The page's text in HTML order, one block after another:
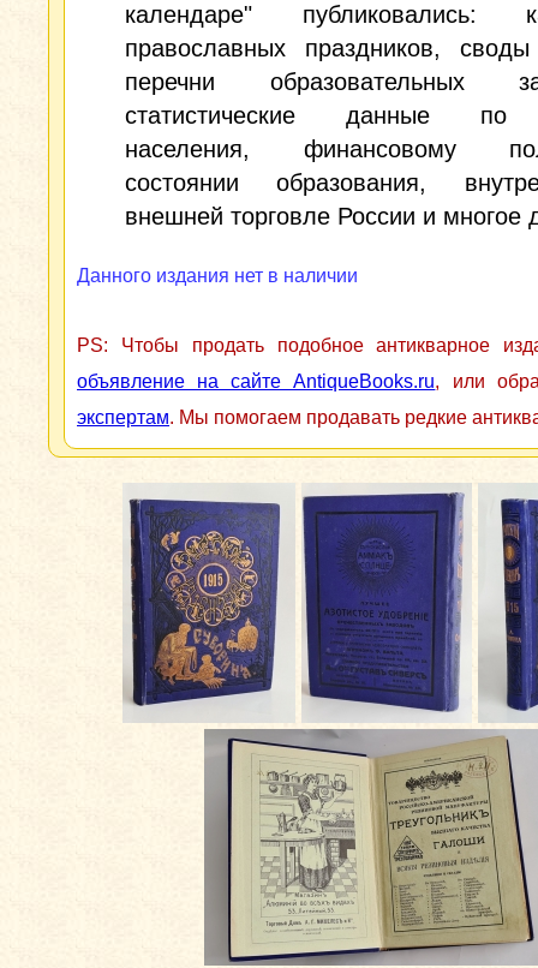
календаре" публиковались:
православных праздников, своды
перечни образовательных
статистические данные по
населения, финансовому
состоянии образования,
внешней торговле России и многое
Данного издания нет в наличии
PS: Чтобы продать подобное антикварное
объявление на сайте AntiqueBooks.ru, или
экспертам. Мы помогаем продавать редкие